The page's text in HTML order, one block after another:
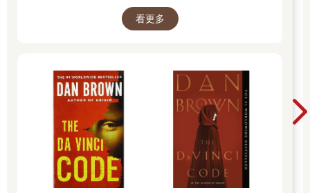
日頭恬恬仔盤過海天相接的水平線
Jı̍t-thâu tiām-tiām-á puânn kuè hái thinn sio-tsiap ê tsuí-pîng-
iōng iu-bî ê thiah-ha̍h-kng
kā oo-àm sàng khì āu tsı̍t ê mî-iā.
太陽悄悄越過海和天相交的水平線，用微弱的破曉晨光將黑暗送
至下一個夜晚。
看更多